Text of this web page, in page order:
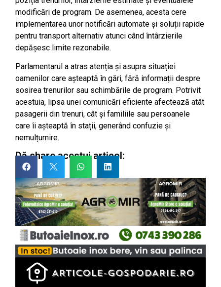
modificări de program. De asemenea, acesta cere
implementarea unor notificări automate și soluții rapide
pentru transport alternativ atunci când întârzierile
depășesc limite rezonabile.
Parlamentarul a atras atenția și asupra situației
oamenilor care așteaptă în gări, fără informații despre
sosirea trenurilor sau schimbările de program. Potrivit
acestuia, lipsa unei comunicări eficiente afectează atât
pasagerii din trenuri, cât și familiile sau persoanele
care îi așteaptă în stații, generând confuzie și
nemulțumire.
Dă share acestui articol: